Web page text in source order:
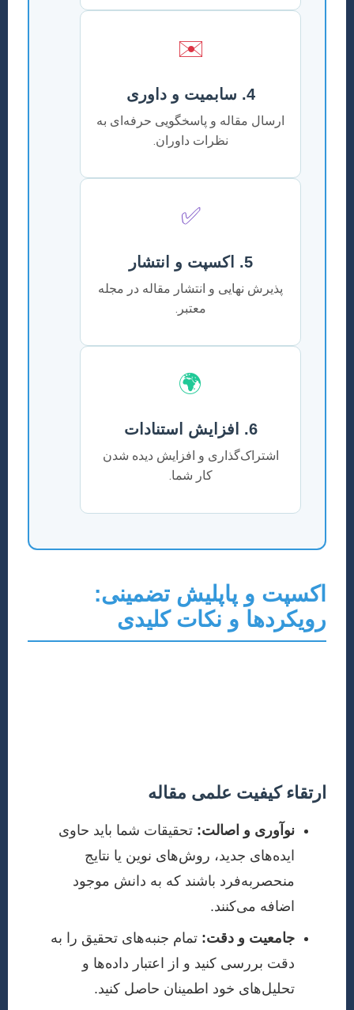
✉️
4. سابمیت و داوری
ارسال مقاله و پاسخگویی حرفه‌ای به
نظرات داوران.
✅
5. اکسپت و انتشار
پذیرش نهایی و انتشار مقاله در مجله
معتبر.
🌍
6. افزایش استنادات
اشتراک‌گذاری و افزایش دیده شدن
کار شما.
اکسپت و پاپلیش تضمینی:
رویکردها و نکات کلیدی
ارتقاء کیفیت علمی مقاله
نوآوری و اصالت: تحقیقات شما باید حاوی
ایده‌های جدید، روش‌های نوین یا نتایج
منحصربه‌فرد باشند که به دانش موجود
اضافه می‌کنند.
جامعیت و دقت: تمام جنبه‌های تحقیق را به
دقت بررسی کنید و از اعتبار داده‌ها و
تحلیل‌های خود اطمینان حاصل کنید.